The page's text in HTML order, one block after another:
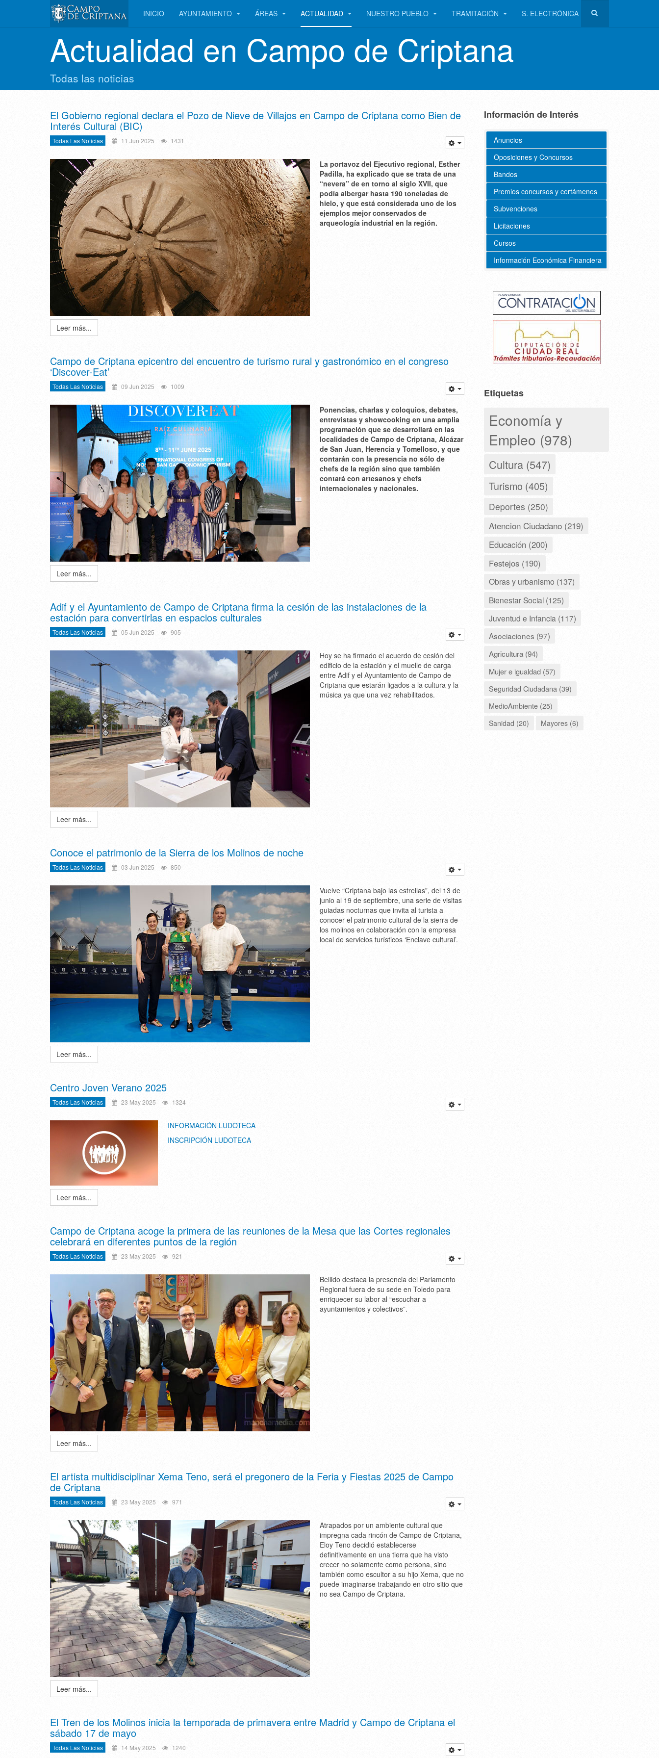
INICIO AYUNTAMIENTO ÁREAS ACTUALIDAD NUESTRO PUEBLO TRAMITACIÓN S. ELECTRÓNICA
Actualidad en Campo de Criptana
Todas las noticias
El Gobierno regional declara el Pozo de Nieve de Villajos en Campo de Criptana como Bien de
Interés Cultural (BIC)
Todas Las Noticias 11 Jun 2025 1431
La portavoz del Ejecutivo regional, Esther
Padilla, ha explicado que se trata de una
“nevera” de en torno al siglo XVII, que
podía albergar hasta 190 toneladas de
hielo, y que está considerada uno de los
ejemplos mejor conservados de
arqueología industrial en la región.
Leer más...
Campo de Criptana epicentro del encuentro de turismo rural y gastronómico en el congreso
‘Discover-Eat’
Todas Las Noticias 09 Jun 2025 1009
Ponencias, charlas y coloquios, debates,
entrevistas y showcooking en una amplia
programación que se desarrollará en las
localidades de Campo de Criptana, Alcázar
de San Juan, Herencia y Tomelloso, y que
contarán con la presencia no sólo de
chefs de la región sino que también
contará con artesanos y chefs
internacionales y nacionales.
Leer más...
Adif y el Ayuntamiento de Campo de Criptana firma la cesión de las instalaciones de la
estación para convertirlas en espacios culturales
Todas Las Noticias 05 Jun 2025 905
Hoy se ha firmado el acuerdo de cesión del
edificio de la estación y el muelle de carga
entre Adif y el Ayuntamiento de Campo de
Criptana que estarán ligados a la cultura y la
música ya que una vez rehabilitados.
Leer más...
Conoce el patrimonio de la Sierra de los Molinos de noche
Todas Las Noticias 03 Jun 2025 850
Vuelve “Criptana bajo las estrellas”, del 13 de
junio al 19 de septiembre, una serie de visitas
guiadas nocturnas que invita al turista a
conocer el patrimonio cultural de la sierra de
los molinos en colaboración con la empresa
local de servicios turísticos ‘Enclave cultural’.
Leer más...
Centro Joven Verano 2025
Todas Las Noticias 23 May 2025 1324
INFORMACIÓN LUDOTECA
INSCRIPCIÓN LUDOTECA
Leer más...
Campo de Criptana acoge la primera de las reuniones de la Mesa que las Cortes regionales
celebrará en diferentes puntos de la región
Todas Las Noticias 23 May 2025 921
Bellido destaca la presencia del Parlamento
Regional fuera de su sede en Toledo para
enriquecer su labor al “escuchar a
ayuntamientos y colectivos”.
Leer más...
El artista multidisciplinar Xema Teno, será el pregonero de la Feria y Fiestas 2025 de Campo
de Criptana
Todas Las Noticias 23 May 2025 971
Atrapados por un ambiente cultural que
impregna cada rincón de Campo de Criptana,
Eloy Teno decidió establecerse
definitivamente en una tierra que ha visto
crecer no solamente como persona, sino
también como escultor a su hijo Xema, que no
puede imaginarse trabajando en otro sitio que
no sea Campo de Criptana.
Leer más...
El Tren de los Molinos inicia la temporada de primavera entre Madrid y Campo de Criptana el
sábado 17 de mayo
Todas Las Noticias 14 May 2025 1240
Información de Interés
Anuncios
Oposiciones y Concursos
Bandos
Premios concursos y certámenes
Subvenciones
Licitaciones
Cursos
Información Económica Financiera
Etiquetas
Economía y
Empleo (978)
Cultura (547)
Turismo (405)
Deportes (250)
Atencion Ciudadano (219)
Educación (200)
Festejos (190)
Obras y urbanismo (137)
Bienestar Social (125)
Juventud e Infancia (117)
Asociaciones (97)
Agricultura (94)
Mujer e igualdad (57)
Seguridad Ciudadana (39)
MedioAmbiente (25)
Sanidad (20)
Mayores (6)